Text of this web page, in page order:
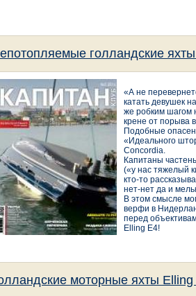
голландские
«А не
катать девушек
же робким шагом
крене от порыва
Подобные
«Идеального
Concordia.
Капитаны
(«у нас тяжелый
кто-то
нет-нет да и
В этом смысле
верфи в
перед
Elling Е4!
моторные яхты